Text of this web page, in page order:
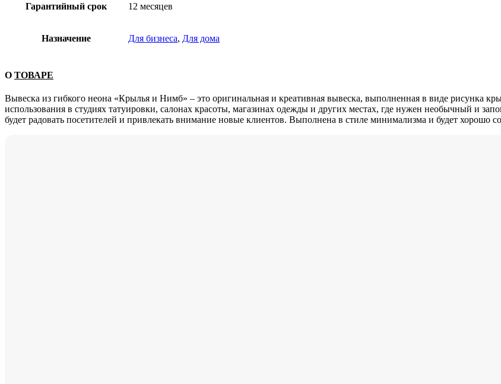
Гарантийный срок 12 месяцев
Назначение Для бизнеса, Для дома
О ТОВАРЕ
Вывеска из гибкого неона «Крылья и Нимб» – это оригинальная и креативная вывеска, выполненная в виде рисунка
использования в студиях татуировки, салонах красоты, магазинах одежды и других местах, где нужен необычный и
будет радовать посетителей и привлекать внимание новые клиентов. Выполнена в стиле минимализма и будет хорошо